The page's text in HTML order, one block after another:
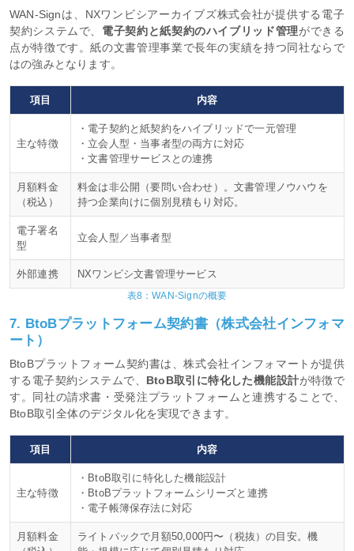
WAN-Signは、NXワンビシアーカイブズ株式会社が提供する電子
契約システムで、 電子契約と紙契約のハイブリッド管理ができる
点が特徴です。紙の文書管理事業で長年の実績を持つ同社ならで
はの強みとなります。
項目 内容
主な特徴
・電子契約と紙契約をハイブリッドで一元管理
・立会人型・当事者型の両方に対応
・文書管理サービスとの連携
月額料金
（税込）
料金は非公開（要問い合わせ）。文書管理ノウハウを
持つ企業向けに個別見積もり対応。
電子署名
型
立会人型／当事者型
外部連携 NXワンビシ文書管理サービス
表8：WAN-Signの概要
7. BtoBプラットフォーム契約書（株式会社インフォマ
ート）
BtoBプラットフォーム契約書は、株式会社インフォマートが提供
する電子契約システムで、 BtoB取引に特化した機能設計が特徴で
す。同社の請求書・受発注プラットフォームと連携することで、
BtoB取引全体のデジタル化を実現できます。
項目 内容
主な特徴
・BtoB取引に特化した機能設計
・BtoBプラットフォームシリーズと連携
・電子帳簿保存法に対応
月額料金
ライトパックで月額50,000円〜（税抜）の目安。機